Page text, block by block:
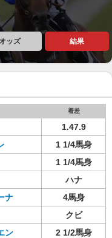
オッズ 結果
着差
1.47.9
1 1/4馬身
1 1/4馬身
ハナ
ナ
4馬身
クビ
ン
2 1/2馬身